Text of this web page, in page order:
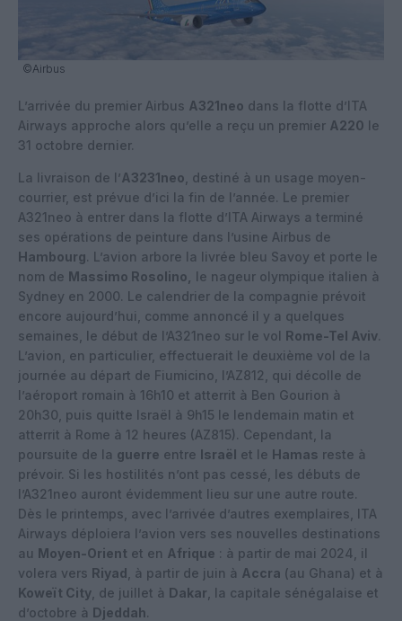
©Airbus
L’arrivée du premier Airbus A321neo dans la flotte d’ITA
Airways approche alors qu’elle a reçu un premier A220 le
31 octobre dernier.
La livraison de l’A3231neo , destiné à un usage moyen-
courrier, est prévue d’ici la fin de l’année. Le premier
A321neo à entrer dans la flotte d’ITA Airways a terminé
ses opérations de peinture dans l’usine Airbus de
Hambourg. L’avion arbore la livrée bleu Savoy et porte le
nom de Massimo Rosolino,
le nageur olympique italien à
Sydney en 2000. Le calendrier de la compagnie prévoit
encore aujourd’hui, comme annoncé il y a quelques
semaines, le début de l’A321neo sur le vol Rome-Tel Aviv.
L’avion, en particulier, effectuerait le deuxième vol de la
journée au départ de Fiumicino, l’AZ812, qui décolle de
l’aéroport romain à 16h10 et atterrit à Ben Gourion à
20h30, puis quitte Israël à 9h15 le lendemain matin et
atterrit à Rome à 12 heures (AZ815). Cependant, la
poursuite de la guerre entre Israël et le Hamas reste à
prévoir. Si les hostilités n’ont pas cessé, les débuts de
l’A321neo auront évidemment lieu sur une autre route.
Dès le printemps, avec l’arrivée d’autres exemplaires, ITA
Airways déploiera l’avion vers ses nouvelles destinations
au Moyen-Orient et en Afrique : à partir de mai 2024, il
volera vers Riyad , à partir de juin à Accra (au Ghana) et à
Koweït City , de juillet à Dakar , la capitale sénégalaise et
d’octobre à Djeddah.